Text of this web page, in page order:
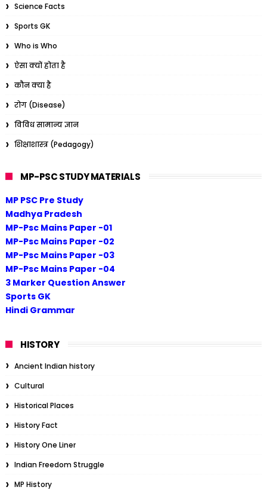
Science Facts
Sports GK
Who is Who
ऐसा क्यों होता है
कौन क्या है
रोग (Disease)
विविध सामान्य ज्ञान
शिक्षाशास्त्र (Pedagogy)
MP-PSC STUDY MATERIALS
MP PSC Pre Study
Madhya Pradesh
MP-Psc Mains Paper -01
MP-Psc Mains Paper -02
MP-Psc Mains Paper -03
MP-Psc Mains Paper -04
3 Marker Question Answer
Sports GK
Hindi Grammar
HISTORY
Ancient Indian history
Cultural
Historical Places
History Fact
History One Liner
Indian Freedom Struggle
MP History